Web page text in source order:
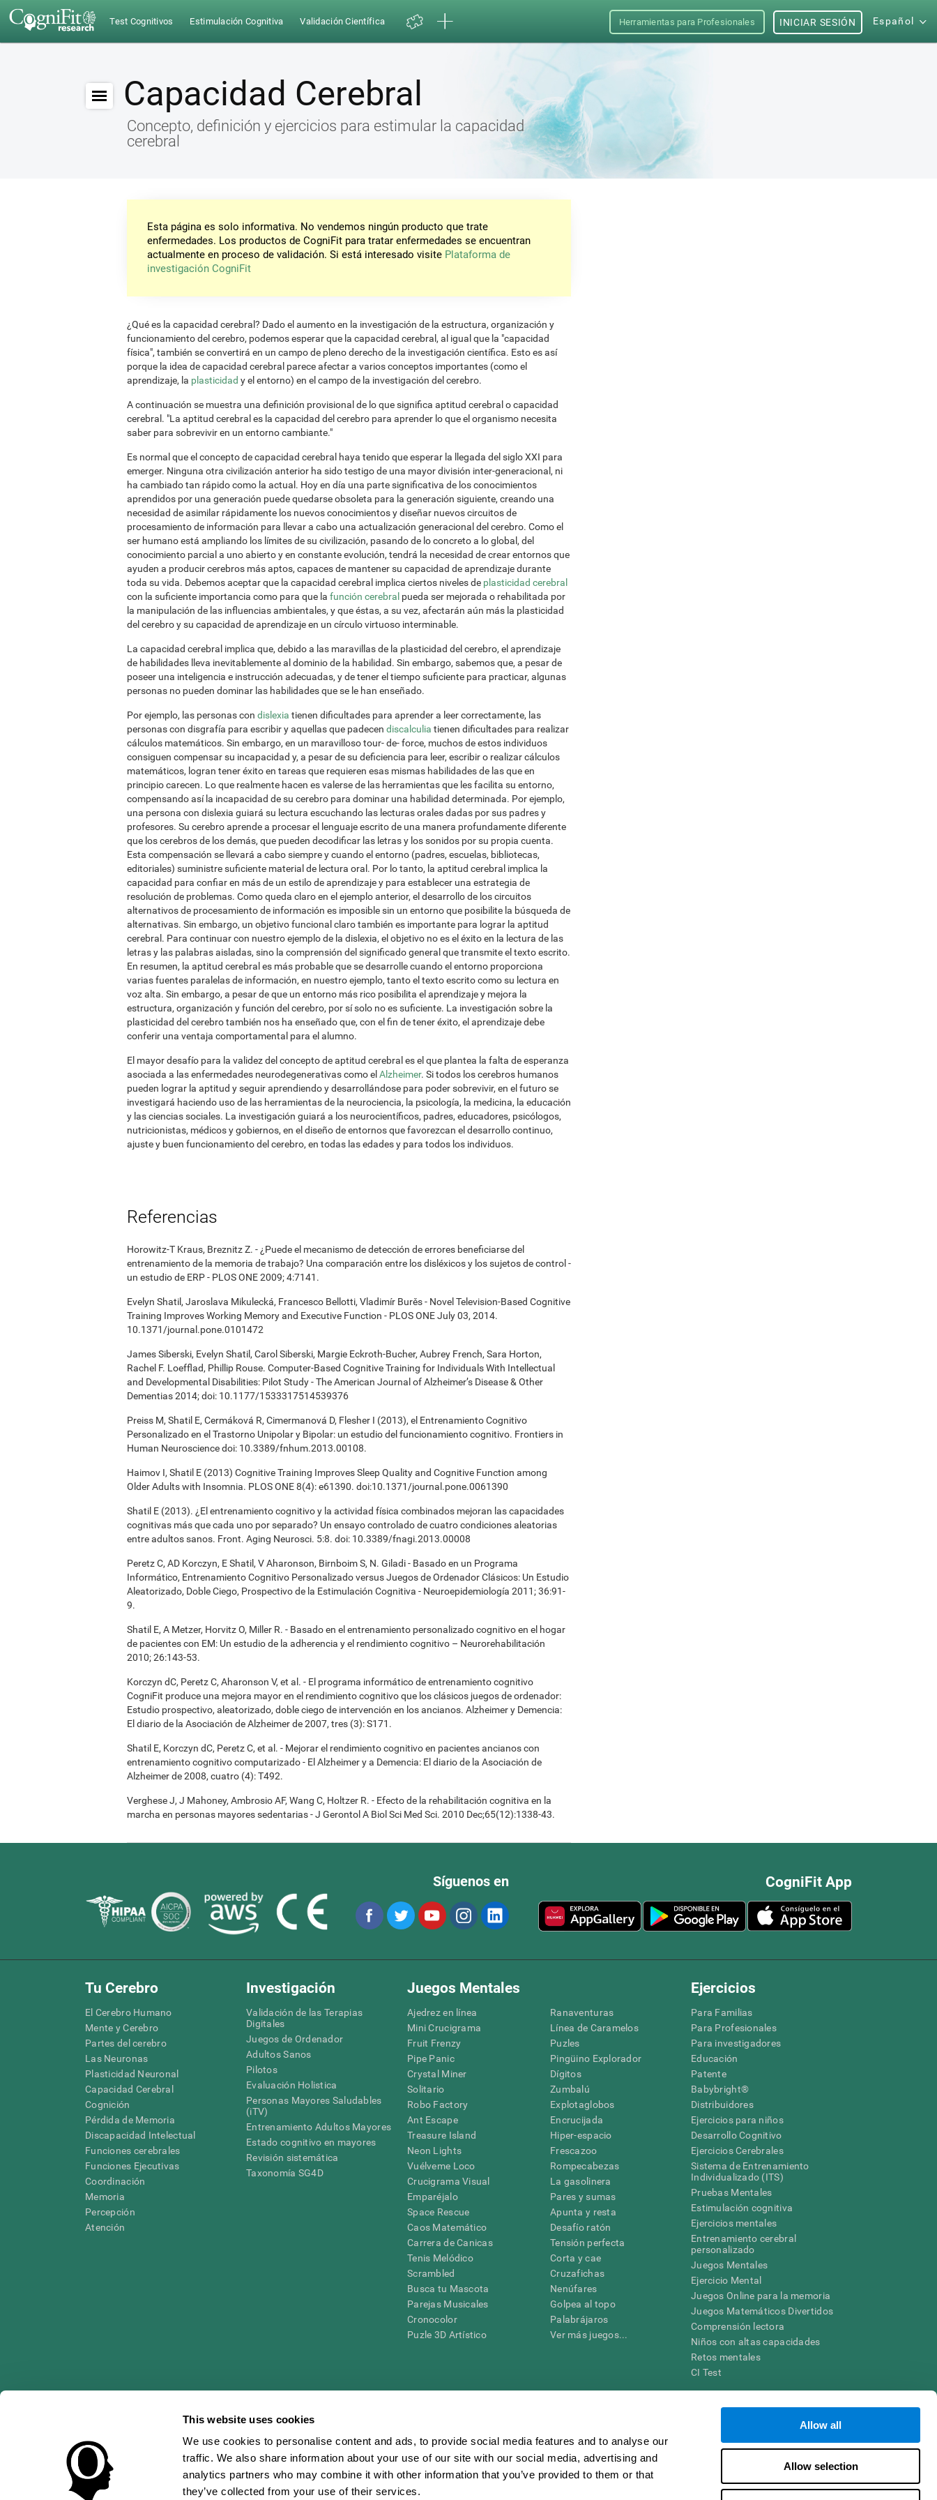
This website uses cookies
We use cookies to personalise content and ads, to provide social media features and to analyse our
traffic. We also share information about your use of our site with our social media, advertising and
analytics partners who may combine it with other information that you’ve provided to them or that
they’ve collected from your use of their services.
Allow all
Allow selection
Test Cognitivos Estimulación Cognitiva Validación Científica Herramientas para Profesionales Español
INICIAR SESIÓN
Capacidad Cerebral
Concepto, definición y ejercicios para estimular la capacidad
cerebral
Esta página es solo informativa. No vendemos ningún producto que trate
enfermedades. Los productos de CogniFit para tratar enfermedades se encuentran
actualmente en proceso de validación. Si está interesado visite Plataforma de
investigación CogniFit
¿Qué es la capacidad cerebral? Dado el aumento en la investigación de la estructura, organización y
funcionamiento del cerebro, podemos esperar que la capacidad cerebral, al igual que la "capacidad
física", también se convertirá en un campo de pleno derecho de la investigación científica. Esto es así
porque la idea de capacidad cerebral parece afectar a varios conceptos importantes (como el
aprendizaje, la plasticidad y el entorno) en el campo de la investigación del cerebro.
A continuación se muestra una definición provisional de lo que significa aptitud cerebral o capacidad
cerebral. "La aptitud cerebral es la capacidad del cerebro para aprender lo que el organismo necesita
saber para sobrevivir en un entorno cambiante."
Es normal que el concepto de capacidad cerebral haya tenido que esperar la llegada del siglo XXI para
emerger. Ninguna otra civilización anterior ha sido testigo de una mayor división inter-generacional, ni
ha cambiado tan rápido como la actual. Hoy en día una parte significativa de los conocimientos
aprendidos por una generación puede quedarse obsoleta para la generación siguiente, creando una
necesidad de asimilar rápidamente los nuevos conocimientos y diseñar nuevos circuitos de
procesamiento de información para llevar a cabo una actualización generacional del cerebro. Como el
ser humano está ampliando los límites de su civilización, pasando de lo concreto a lo global, del
conocimiento parcial a uno abierto y en constante evolución, tendrá la necesidad de crear entornos que
ayuden a producir cerebros más aptos, capaces de mantener su capacidad de aprendizaje durante
toda su vida. Debemos aceptar que la capacidad cerebral implica ciertos niveles de plasticidad cerebral
con la suficiente importancia como para que la función cerebral pueda ser mejorada o rehabilitada por
la manipulación de las influencias ambientales, y que éstas, a su vez, afectarán aún más la plasticidad
del cerebro y su capacidad de aprendizaje en un círculo virtuoso interminable.
La capacidad cerebral implica que, debido a las maravillas de la plasticidad del cerebro, el aprendizaje
de habilidades lleva inevitablemente al dominio de la habilidad. Sin embargo, sabemos que, a pesar de
poseer una inteligencia e instrucción adecuadas, y de tener el tiempo suficiente para practicar, algunas
personas no pueden dominar las habilidades que se le han enseñado.
Por ejemplo, las personas con dislexia tienen dificultades para aprender a leer correctamente, las
personas con disgrafía para escribir y aquellas que padecen discalculia tienen dificultades para realizar
cálculos matemáticos. Sin embargo, en un maravilloso tour- de- force, muchos de estos individuos
consiguen compensar su incapacidad y, a pesar de su deficiencia para leer, escribir o realizar cálculos
matemáticos, logran tener éxito en tareas que requieren esas mismas habilidades de las que en
principio carecen. Lo que realmente hacen es valerse de las herramientas que les facilita su entorno,
compensando así la incapacidad de su cerebro para dominar una habilidad determinada. Por ejemplo,
una persona con dislexia guiará su lectura escuchando las lecturas orales dadas por sus padres y
profesores. Su cerebro aprende a procesar el lenguaje escrito de una manera profundamente diferente
que los cerebros de los demás, que pueden decodificar las letras y los sonidos por su propia cuenta.
Esta compensación se llevará a cabo siempre y cuando el entorno (padres, escuelas, bibliotecas,
editoriales) suministre suficiente material de lectura oral. Por lo tanto, la aptitud cerebral implica la
capacidad para confiar en más de un estilo de aprendizaje y para establecer una estrategia de
resolución de problemas. Como queda claro en el ejemplo anterior, el desarrollo de los circuitos
alternativos de procesamiento de información es imposible sin un entorno que posibilite la búsqueda de
alternativas. Sin embargo, un objetivo funcional claro también es importante para lograr la aptitud
cerebral. Para continuar con nuestro ejemplo de la dislexia, el objetivo no es el éxito en la lectura de las
letras y las palabras aisladas, sino la comprensión del significado general que transmite el texto escrito.
En resumen, la aptitud cerebral es más probable que se desarrolle cuando el entorno proporciona
varias fuentes paralelas de información, en nuestro ejemplo, tanto el texto escrito como su lectura en
voz alta. Sin embargo, a pesar de que un entorno más rico posibilita el aprendizaje y mejora la
estructura, organización y función del cerebro, por sí solo no es suficiente. La investigación sobre la
plasticidad del cerebro también nos ha enseñado que, con el fin de tener éxito, el aprendizaje debe
conferir una ventaja comportamental para el alumno.
El mayor desafío para la validez del concepto de aptitud cerebral es el que plantea la falta de esperanza
asociada a las enfermedades neurodegenerativas como el Alzheimer. Si todos los cerebros humanos
pueden lograr la aptitud y seguir aprendiendo y desarrollándose para poder sobrevivir, en el futuro se
investigará haciendo uso de las herramientas de la neurociencia, la psicología, la medicina, la educación
y las ciencias sociales. La investigación guiará a los neurocientíficos, padres, educadores, psicólogos,
nutricionistas, médicos y gobiernos, en el diseño de entornos que favorezcan el desarrollo continuo,
ajuste y buen funcionamiento del cerebro, en todas las edades y para todos los individuos.
Referencias
Horowitz-T Kraus, Breznitz Z. - ¿Puede el mecanismo de detección de errores beneficiarse del
entrenamiento de la memoria de trabajo? Una comparación entre los disléxicos y los sujetos de control -
un estudio de ERP - PLOS ONE 2009; 4:7141.
Evelyn Shatil, Jaroslava Mikulecká, Francesco Bellotti, Vladimír Burěs - Novel Television-Based Cognitive
Training Improves Working Memory and Executive Function - PLOS ONE July 03, 2014.
10.1371/journal.pone.0101472
James Siberski, Evelyn Shatil, Carol Siberski, Margie Eckroth-Bucher, Aubrey French, Sara Horton,
Rachel F. Loefflad, Phillip Rouse. Computer-Based Cognitive Training for Individuals With Intellectual
and Developmental Disabilities: Pilot Study - The American Journal of Alzheimer’s Disease & Other
Dementias 2014; doi: 10.1177/1533317514539376
Preiss M, Shatil E, Cermáková R, Cimermanová D, Flesher I (2013), el Entrenamiento Cognitivo
Personalizado en el Trastorno Unipolar y Bipolar: un estudio del funcionamiento cognitivo. Frontiers in
Human Neuroscience doi: 10.3389/fnhum.2013.00108.
Haimov I, Shatil E (2013) Cognitive Training Improves Sleep Quality and Cognitive Function among
Older Adults with Insomnia. PLOS ONE 8(4): e61390. doi:10.1371/journal.pone.0061390
Shatil E (2013). ¿El entrenamiento cognitivo y la actividad física combinados mejoran las capacidades
cognitivas más que cada uno por separado? Un ensayo controlado de cuatro condiciones aleatorias
entre adultos sanos. Front. Aging Neurosci. 5:8. doi: 10.3389/fnagi.2013.00008
Peretz C, AD Korczyn, E Shatil, V Aharonson, Birnboim S, N. Giladi - Basado en un Programa
Informático, Entrenamiento Cognitivo Personalizado versus Juegos de Ordenador Clásicos: Un Estudio
Aleatorizado, Doble Ciego, Prospectivo de la Estimulación Cognitiva - Neuroepidemiología 2011; 36:91-
9.
Shatil E, A Metzer, Horvitz O, Miller R. - Basado en el entrenamiento personalizado cognitivo en el hogar
de pacientes con EM: Un estudio de la adherencia y el rendimiento cognitivo – Neurorehabilitación
2010; 26:143-53.
Korczyn dC, Peretz C, Aharonson V, et al. - El programa informático de entrenamiento cognitivo
CogniFit produce una mejora mayor en el rendimiento cognitivo que los clásicos juegos de ordenador:
Estudio prospectivo, aleatorizado, doble ciego de intervención en los ancianos. Alzheimer y Demencia:
El diario de la Asociación de Alzheimer de 2007, tres (3): S171.
Shatil E, Korczyn dC, Peretz C, et al. - Mejorar el rendimiento cognitivo en pacientes ancianos con
entrenamiento cognitivo computarizado - El Alzheimer y a Demencia: El diario de la Asociación de
Alzheimer de 2008, cuatro (4): T492.
Verghese J, J Mahoney, Ambrosio AF, Wang C, Holtzer R. - Efecto de la rehabilitación cognitiva en la
marcha en personas mayores sedentarias - J Gerontol A Biol Sci Med Sci. 2010 Dec;65(12):1338-43.
CogniFit App
Síguenos en
Tu Cerebro
El Cerebro Humano
Mente y Cerebro
Partes del cerebro
Las Neuronas
Plasticidad Neuronal
Capacidad Cerebral
Cognición
Pérdida de Memoria
Discapacidad Intelectual
Funciones cerebrales
Funciones Ejecutivas
Coordinación
Memoria
Percepción
Atención
Investigación
Validación de las Terapias
Digitales
Juegos de Ordenador
Adultos Sanos
Pilotos
Evaluación Holistica
Personas Mayores Saludables
(iTV)
Entrenamiento Adultos Mayores
Estado cognitivo en mayores
Revisión sistemática
Taxonomía SG4D
Juegos Mentales
Ajedrez en línea
Mini Crucigrama
Fruit Frenzy
Pipe Panic
Crystal Miner
Solitario
Robo Factory
Ant Escape
Treasure Island
Neon Lights
Vuélveme Loco
Crucigrama Visual
Emparéjalo
Space Rescue
Caos Matemático
Carrera de Canicas
Tenis Melódico
Scrambled
Busca tu Mascota
Parejas Musicales
Cronocolor
Puzle 3D Artístico
Ranaventuras
Línea de Caramelos
Puzles
Pingüino Explorador
Dígitos
Zumbalú
Explotaglobos
Encrucijada
Hiper-espacio
Frescazoo
Rompecabezas
La gasolinera
Pares y sumas
Apunta y resta
Desafío ratón
Tensión perfecta
Corta y cae
Cruzafichas
Nenúfares
Golpea al topo
Palabrájaros
Ver más juegos...
Ejercicios
Para Familias
Para Profesionales
Para investigadores
Educación
Patente
Babybright®
Distribuidores
Ejercicios para niños
Desarrollo Cognitivo
Ejercicios Cerebrales
Sistema de Entrenamiento
Individualizado (ITS)
Pruebas Mentales
Estimulación cognitiva
Ejercicios mentales
Entrenamiento cerebral
personalizado
Juegos Mentales
Ejercicio Mental
Juegos Online para la memoria
Juegos Matemáticos Divertidos
Comprensión lectora
Niños con altas capacidades
Retos mentales
CI Test
* Las evaluaciones de CogniFit están diseñadas para detectar alteraciones y deterioro cognitivo con el fin de ofrecer a un médico información pertinente para diseñar una intervención terapéutica apropiada. En un entorno
clínico, los resultados de CogniFit (cuando son interpretados por un profesional de la salud cualificado), se pueden utilizar como ayuda para determinar si un individuo debe ser dirigido a una posterior evaluación
neuropsicológica (por ejemplo, un examen neuropsicológico completo). CogniFit no ofrece directamente un diagnóstico médico de ningún tipo. Un diagnóstico de TDAH, dislexia, demencia o enfermedad similar sólo
puede ser realizada por un médico o psicólogo cualificado teniendo en cuenta una amplia gama de posibles factores. De acuerdo al uso indicado, CogniFit no indica que esta herramienta sea o deba ser considerada como
un dispositivo médico certicado por la FDA. El producto puede ser utilizado para estudios de investigación en cualquier campo de investigación relacionado con la cognición. Si se utiliza para fines de investigación, todo
uso del producto debe hacerse en los sujetos humanos apropiados conforme al procedimiento dictado por el centro de investigación y será una obligación por parte del investigador. Todas estas protecciones para el
sujeto humano nunca no podrán ser, en ningún caso, inferiores a las requeridas para cualquier sujeto de investigación en virtud de lo dispuesto en la Sección 45 CFR 46 del Código de Regulaciones Federales.